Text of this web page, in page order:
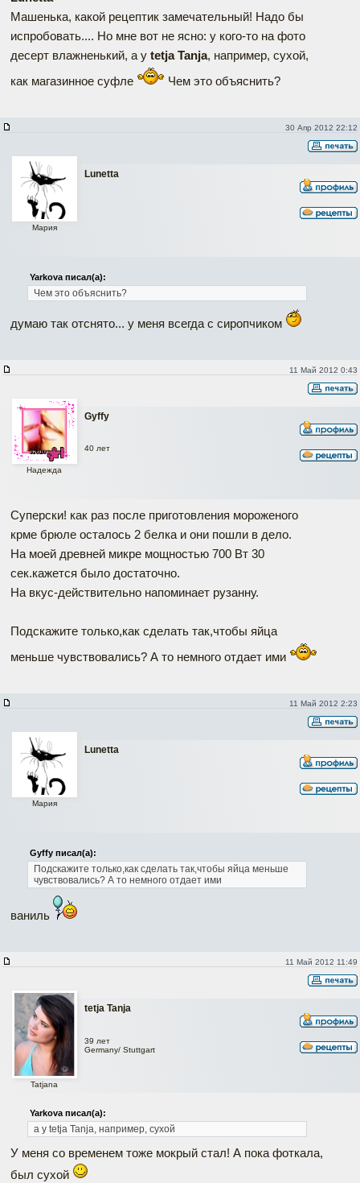
Машенька, какой рецептик замечательный! Надо бы
испробовать.... Но мне вот не ясно: у кого-то на фото
десерт влажненький, а у tetja Tanja, например, сухой,
как магазинное суфле
Чем это объяснить?
30 Апр 2012 22:12
Lunetta
Мария
Yarkova писал(а):
Чем это объяснить?
думаю так отснято... у меня всегда с сиропчиком
11 Май 2012 0:43
Gyffy
Надежда
40 лет
Суперски! как раз после приготовления мороженого
крме брюле осталось 2 белка и они пошли в дело.
На моей древней микре мощностью 700 Вт 30
сек.кажется было достаточно.
На вкус-действительно напоминает рузанну.
Подскажите только,как сделать так,чтобы яйца
меньше чувствовались? А то немного отдает ими
11 Май 2012 2:23
Lunetta
Мария
Gyffy писал(а):
Подскажите только,как сделать так,чтобы яйца меньше
чувствовались? А то немного отдает ими
ваниль
11 Май 2012 11:49
tetja Tanja
Tatjana
39 лет
Germany/ Stuttgart
Yarkova писал(а):
а у tetja Tanja, например, сухой
У меня со временем тоже мокрый стал! А пока фоткала,
был сухой